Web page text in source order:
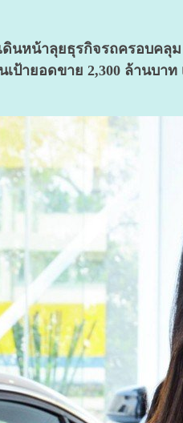
าลุยธุรกิจรถครอบคลุม ทั้
ป้ายอดขาย 2,300 ล้านบาท